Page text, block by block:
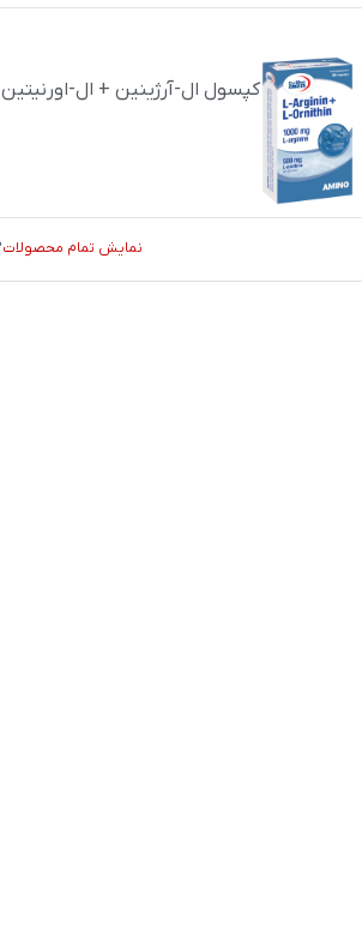
کپسول ال-آرژینین + ال-اورنیتین
نمایش تمام محصولات